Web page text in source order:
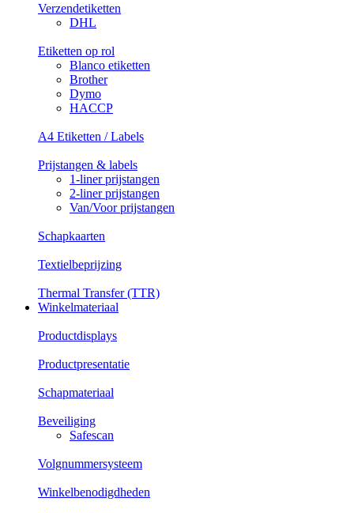
Verzendetiketten
DHL
Etiketten op rol
Blanco etiketten
Brother
Dymo
HACCP
A4 Etiketten / Labels
Prijstangen & labels
1-liner prijstangen
2-liner prijstangen
Van/Voor prijstangen
Schapkaarten
Textielbeprijzing
Thermal Transfer (TTR)
Winkelmateriaal
Productdisplays
Productpresentatie
Schapmateriaal
Beveiliging
Safescan
Volgnummersysteem
Winkelbenodigdheden